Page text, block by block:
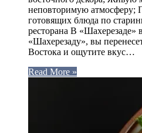
неповторимую атмосферу;
готовящих блюда по
ресторана В «Шахерезаде»
«Шахерезаду», вы
Востока и ощутите вкус…
Read More »